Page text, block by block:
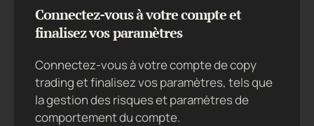
Connectez-vous à votre compte et
finalisez vos paramètres
Connectez-vous à votre compte de copy
trading et finalisez vos paramètres, tels que
la gestion des risques et paramètres de
comportement du compte.